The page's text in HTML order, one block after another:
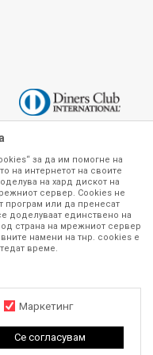
се изложени на нашата
точни и прецизни,
без ниту една грешка или
се достапни на залиха.
на производот. Доколку
рефундација, процедурата
070 275 363 или на е-
до петок (08-16ч)
, Изработено од
за да им помогне на
на интернетот на своите
на хард дискот на
сервер. Cookies не
програм или да пренесат
доделуваат единствено на
страна на мрежниот сервер
намени на тнр. сookies е
време.
Маркетинг
Се согласувам